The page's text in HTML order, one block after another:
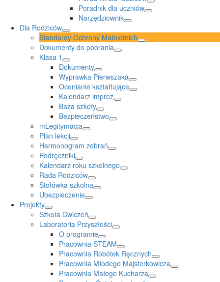
Poradnik dla uczniów
Narzędziownik
Dla Rodziców
Standardy Ochrony Małoletnich
Dokumenty do pobrania
Klasa 1
Dokumenty
Wyprawka Pierwszaka
Ocenianie kształtujące
Kalendarz imprez
Baza szkoły
Bezpieczeństwo
mLegitymacja
Plan lekcji
Harmonogram zebrań
Podręczniki
Kalendarz roku szkolnego
Rada Rodziców
Stołówka szkolna
Ubezpieczenie
Projekty
Szkoła Ćwiczeń
Laboratoria Przyszłości
O programie
Pracownia STEAM
Pracownia Robótek Ręcznych
Pracownia Młodego Majsterkowicza
Pracownia Małego Kucharza